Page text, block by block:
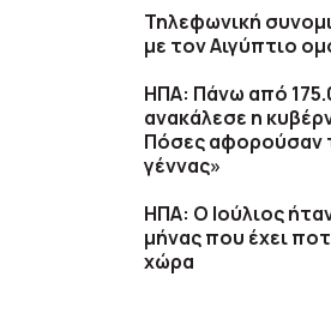
Τηλεφωνική
με τον Αιγύπτιο
ΗΠΑ: Πάνω από
ανακάλεσε η
Πόσες αφορούσαν
γέννας»
ΗΠΑ: Ο Ιούλιος
μήνας που έχει
χώρα